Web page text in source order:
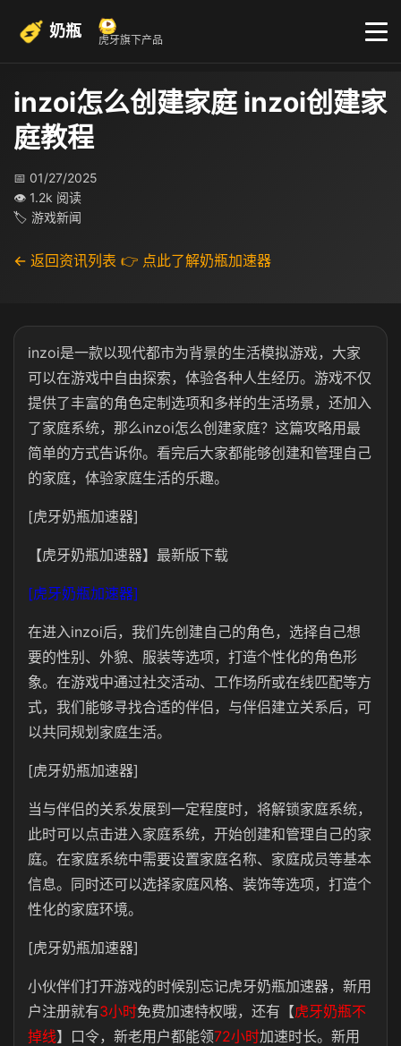
奶瓶 虎牙旗下产品
inzoi怎么创建家庭 inzoi创建家
庭教程
📅 01/27/2025
👁 1.2k 阅读
🏷 游戏新闻
← 返回资讯列表 👉 点此了解奶瓶加速器
inzoi是一款以现代都市为背景的生活模拟游戏，大家
可以在游戏中自由探索，体验各种人生经历。游戏不仅
提供了丰富的角色定制选项和多样的生活场景，还加入
了家庭系统，那么inzoi怎么创建家庭？这篇攻略用最
简单的方式告诉你。看完后大家都能够创建和管理自己
的家庭，体验家庭生活的乐趣。
[虎牙奶瓶加速器]
【虎牙奶瓶加速器】最新版下载
[虎牙奶瓶加速器]
在进入inzoi后，我们先创建自己的角色，选择自己想
要的性别、外貌、服装等选项，打造个性化的角色形
象。在游戏中通过社交活动、工作场所或在线匹配等方
式，我们能够寻找合适的伴侣，与伴侣建立关系后，可
以共同规划家庭生活。
[虎牙奶瓶加速器]
当与伴侣的关系发展到一定程度时，将解锁家庭系统，
此时可以点击进入家庭系统，开始创建和管理自己的家
庭。在家庭系统中需要设置家庭名称、家庭成员等基本
信息。同时还可以选择家庭风格、装饰等选项，打造个
性化的家庭环境。
[虎牙奶瓶加速器]
小伙伴们打开游戏的时候别忘记虎牙奶瓶加速器，新用
户注册就有3小时免费加速特权哦，还有【虎牙奶瓶不
掉线】口令，新老用户都能领72小时加速时长。新用